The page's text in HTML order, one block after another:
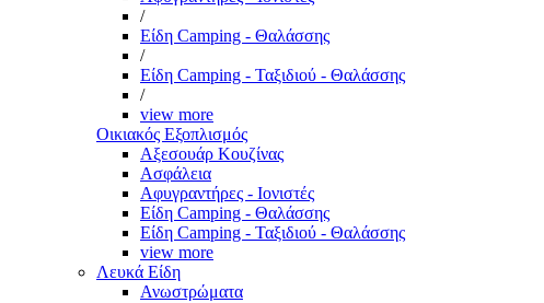
/
Είδη Camping - Θαλάσσης
/
Είδη Camping - Ταξιδιού - Θαλάσσης
/
view more
Οικιακός Εξοπλισμός
Αξεσουάρ Κουζίνας
Ασφάλεια
Αφυγραντήρες - Ιονιστές
Είδη Camping - Θαλάσσης
Είδη Camping - Ταξιδιού - Θαλάσσης
view more
Λευκά Είδη
Ανωστρώματα